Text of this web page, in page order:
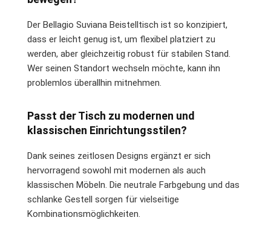
Der Bellagio Suviana Beistelltisch ist so konzipiert,
dass er leicht genug ist, um flexibel platziert zu
werden, aber gleichzeitig robust für stabilen Stand.
Wer seinen Standort wechseln möchte, kann ihn
problemlos überallhin mitnehmen.
Passt der Tisch zu modernen und
klassischen Einrichtungsstilen?
Dank seines zeitlosen Designs ergänzt er sich
hervorragend sowohl mit modernen als auch
klassischen Möbeln. Die neutrale Farbgebung und das
schlanke Gestell sorgen für vielseitige
Kombinationsmöglichkeiten.